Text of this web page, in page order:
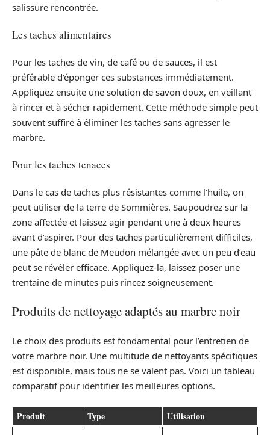
salissure rencontrée.
Les taches alimentaires
Pour les taches de vin, de café ou de sauces, il est
préférable d’éponger ces substances immédiatement.
Appliquez ensuite une solution de savon doux, en veillant
à rincer et à sécher rapidement. Cette méthode simple peut
souvent suffire à éliminer les taches sans agresser le
marbre.
Pour les taches tenaces
Dans le cas de taches plus résistantes comme l’huile, on
peut utiliser de la terre de Sommières. Saupoudrez sur la
zone affectée et laissez agir pendant une à deux heures
avant d’aspirer. Pour des taches particulièrement difficiles,
une pâte de blanc de Meudon mélangée avec un peu d’eau
peut se révéler efficace. Appliquez-la, laissez poser une
trentaine de minutes puis rincez soigneusement.
Produits de nettoyage adaptés au marbre noir
Le choix des produits est fondamental pour l’entretien de
votre marbre noir. Une multitude de nettoyants spécifiques
est disponible, mais tous ne se valent pas. Voici un tableau
comparatif pour identifier les meilleures options.
Produit Type Utilisation